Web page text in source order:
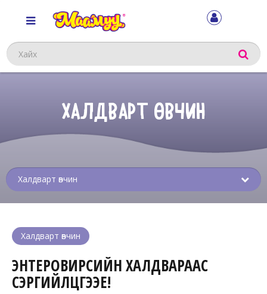
Хайх
ХАЛДВАРТ ӨВЧИН
Халдварт өвчин
ЭНТЕРОВИРҮСИЙН ХАЛДВАРААС
СЭРГИЙЛЦГЭЭЕ!